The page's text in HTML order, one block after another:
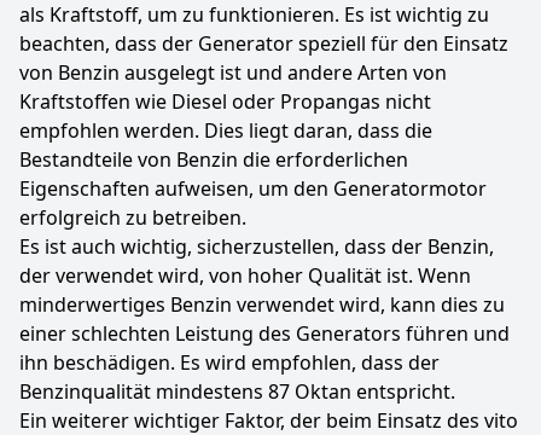
als Kraftstoff, um zu funktionieren. Es ist wichtig zu
beachten, dass der Generator speziell für den Einsatz
von Benzin ausgelegt ist und andere Arten von
Kraftstoffen wie Diesel oder Propangas nicht
empfohlen werden. Dies liegt daran, dass die
Bestandteile von Benzin die erforderlichen
Eigenschaften aufweisen, um den Generatormotor
erfolgreich zu betreiben.
Es ist auch wichtig, sicherzustellen, dass der Benzin,
der verwendet wird, von hoher Qualität ist. Wenn
minderwertiges Benzin verwendet wird, kann dies zu
einer schlechten Leistung des Generators führen und
ihn beschädigen. Es wird empfohlen, dass der
Benzinqualität mindestens 87 Oktan entspricht.
Ein weiterer wichtiger Faktor, der beim Einsatz des vito